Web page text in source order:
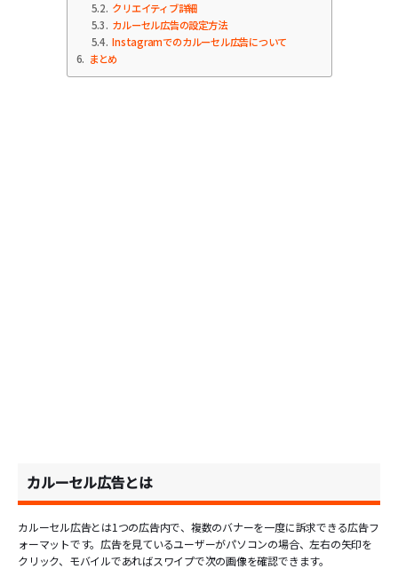
5.2 クリエイティブ詳細
5.3
カルーセル広告の設定方法
5.4 Instagramでのカルーセル広告について
6
まとめ
カルーセル広告とは
カルーセル広告とは1つの広告内で、複数のバナーを一度に訴求できる広告フ
ォーマットです。広告を見ているユーザーがパソコンの場合、左右の矢印を
クリック、モバイルであればスワイプで次の画像を確認できます。